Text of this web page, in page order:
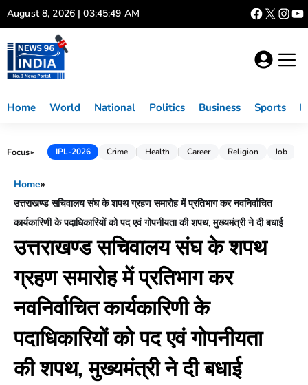
Skip
to
content
August 8, 2026 | 03:45:50 AM
Home World National Politics Business Sports
Focus► IPL-2026 Crime Health Career Religion Job
Home»
उत्तराखण्ड सचिवालय संघ के शपथ ग्रहण समारोह में प्रतिभाग कर नवनिर्वाचित
कार्यकारिणी के पदाधिकारियों को पद एवं गोपनीयता की शपथ, मुख्यमंत्री ने दी बधाई
उत्तराखण्ड सचिवालय संघ के शपथ
ग्रहण समारोह में प्रतिभाग कर
नवनिर्वाचित कार्यकारिणी के
पदाधिकारियों को पद एवं गोपनीयता
की शपथ, मुख्यमंत्री ने दी बधाई